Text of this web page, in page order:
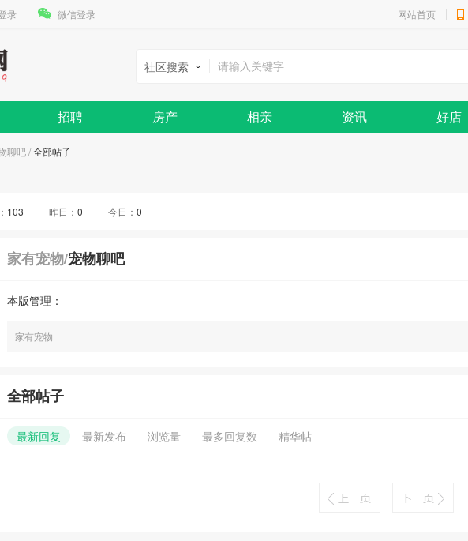
录 微信登录 网站首页
社区搜索
招聘 房产 相亲 资讯 好店
聊吧/全部帖子
103 昨日： 0 今日： 0
家有宠物/宠物聊吧
本版管理：
家有宠物
全部帖子
最新回复 最新发布 浏览量 最多回复数 精华帖